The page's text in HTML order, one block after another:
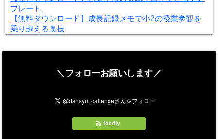
プレート
【無料ダウンロード】成長記録メモで小2の授業参観を
乗り越える裏技
＼フォローお願いします／
feedly